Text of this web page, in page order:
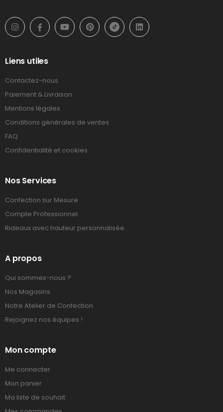
Liens utiles
Contactez-nous
Paiement & Livraison
Mentions légales
Conditions générales de ventes
FAQ
Confidentialité et cookies
Nos Services
Confection sur Mesure
Compte Professionnel
Rideaux avec hauteur personnalisée
A propos
Qui sommes-nous ?
Nos Magasins
Notre Atelier de Confection
Rejoignez nos équipes !
Mon compte
Me connecter
Mon panier
Ma liste de souhait